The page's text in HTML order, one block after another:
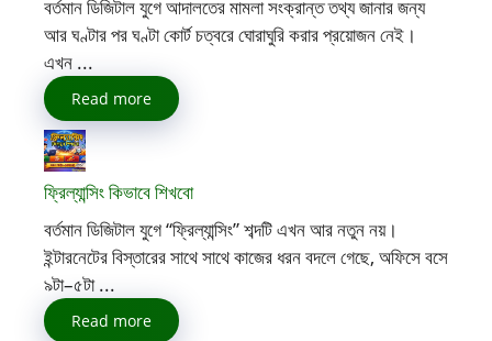
বর্তমান ডিজিটাল যুগে আদালতের মামলা সংক্রান্ত তথ্য জানার জন্য
আর ঘণ্টার পর ঘণ্টা কোর্ট চত্বরে ঘোরাঘুরি করার প্রয়োজন নেই।
এখন ...
Read more
ফ্রিল্যান্সিং কিভাবে শিখবো
বর্তমান ডিজিটাল যুগে “ফ্রিল্যান্সিং” শব্দটি এখন আর নতুন নয়।
ইন্টারনেটের বিস্তারের সাথে সাথে কাজের ধরন বদলে গেছে, অফিসে বসে
৯টা–৫টা ...
Read more